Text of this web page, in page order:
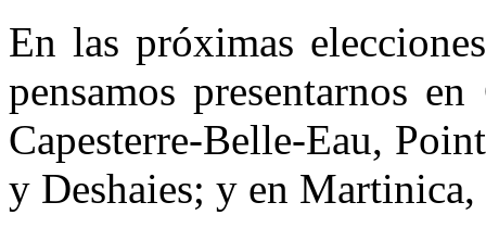
En las próximas
pensamos presentarnos
Capesterre-Belle-Eau,
y Deshaies; y en